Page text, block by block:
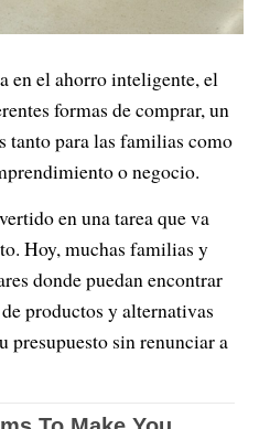
en el ahorro inteligente, el
formas de comprar, un
tanto para las familias como
o negocio.
en una tarea que va
Hoy, muchas familias y
donde puedan encontrar
productos y alternativas
presupuesto sin renunciar a